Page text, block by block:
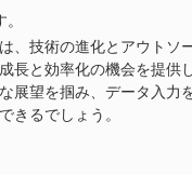
、技術の進化とアウトソ
長と効率化の機会を提供
展望を掴み、データ入力
きるでしょう。